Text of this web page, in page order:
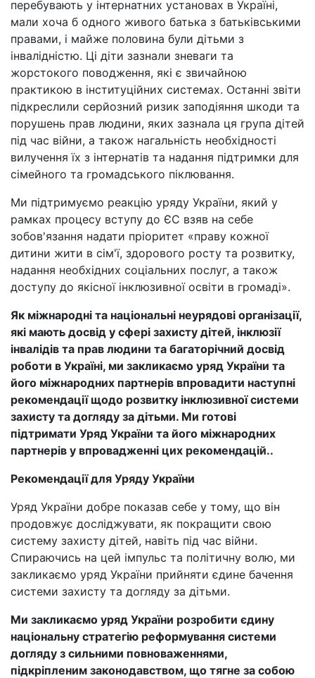
перебувають у інтернатних установах в Україні,
мали хоча б одного живого батька з батьківськими
правами, і майже половина були дітьми з
інвалідністю. Ці діти зазнали зневаги та
жорстокого поводження, які є звичайною
практикою в інституційних системах. Останні звіти
підкреслили серйозний ризик заподіяння шкоди та
порушень прав людини, яких зазнала ця група дітей
під час війни, а також нагальність необхідності
вилучення їх з інтернатів та надання підтримки для
сімейного та громадського піклювання.
Ми підтримуємо реакцію уряду України, який у
рамках процесу вступу до ЄС взяв на себе
зобов'язання надати пріоритет «праву кожної
дитини жити в сім'ї, здорового росту та розвитку,
надання необхідних соціальних послуг, а також
доступу до якісної інклюзивної освіти в громаді».
Як міжнародні та національні неурядові організації,
які мають досвід у сфері захисту дітей, інклюзії
інвалідів та прав людини та багаторічний досвід
роботи в Україні, ми закликаємо уряд України та
його міжнародних партнерів впровадити наступні
рекомендації щодо розвитку інклюзивної системи
захисту та догляду за дітьми. Ми готові
підтримати Уряд України та його міжнародних
партнерів у впровадженні цих рекомендацій..
Рекомендації для Уряду України
Уряд України добре показав себе у тому, що він
продовжує досліджувати, як покращити свою
систему захисту дітей, навіть під час війни.
Спираючись на цей імпульс та політичну волю, ми
закликаємо уряд України прийняти єдине бачення
системи захисту та догляду за дітьми.
Ми закликаємо уряд України розробити єдину
національну стратегію реформування системи
догляду з сильними повноваженнями,
підкріпленим законодавством, що тягне за собою